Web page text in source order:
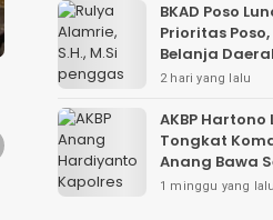
BKAD Poso
Prioritas
Belanja
Efektif dan
2 hari yang lalu
AKBP Hartono
Tongkat
Anang Bawa
Baru untuk
1 minggu yang lalu